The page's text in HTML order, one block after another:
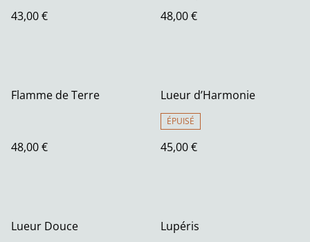
43,00 €
48,00 €
Flamme de Terre
48,00 €
Lueur d’Harmonie
ÉPUISÉ
45,00 €
Lueur Douce
Lupéris